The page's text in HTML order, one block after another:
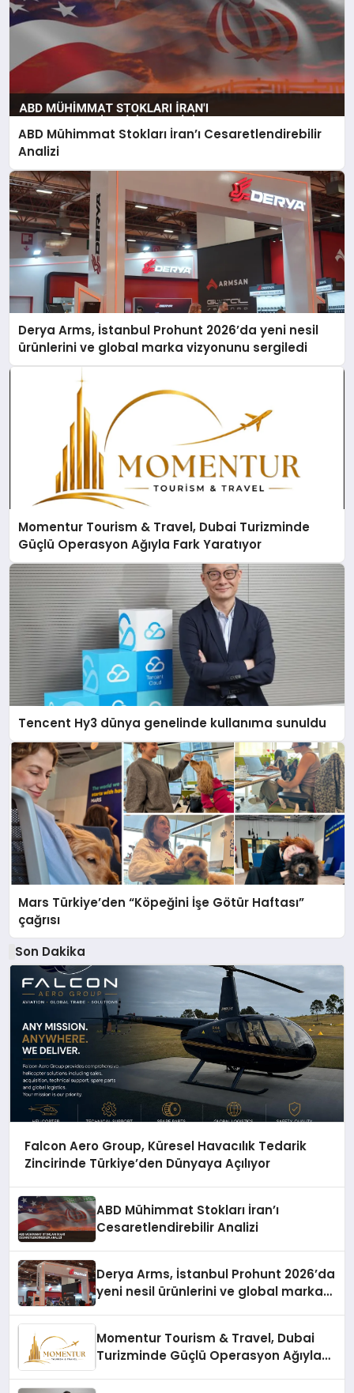
ABD Mühimmat Stokları İran’ı Cesaretlendirebilir
Analizi
Derya Arms, İstanbul Prohunt 2026’da yeni nesil
ürünlerini ve global marka vizyonunu sergiledi
Momentur Tourism & Travel, Dubai Turizminde
Güçlü Operasyon Ağıyla Fark Yaratıyor
Tencent Hy3 dünya genelinde kullanıma sunuldu
Mars Türkiye’den “Köpeğini İşe Götür Haftası”
çağrısı
Son Dakika
Falcon Aero Group, Küresel Havacılık Tedarik
Zincirinde Türkiye’den Dünyaya Açılıyor
ABD Mühimmat Stokları İran’ı
Cesaretlendirebilir Analizi
Derya Arms, İstanbul Prohunt 2026’da
yeni nesil ürünlerini ve global marka
Momentur Tourism & Travel, Dubai
Turizminde Güçlü Operasyon Ağıyla